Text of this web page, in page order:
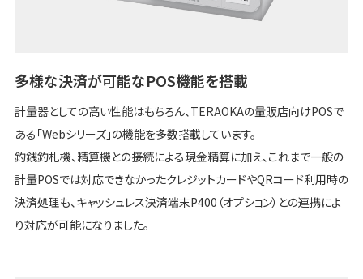
多様な決済が可能なPOS機能を搭載
計量器としての高い性能はもちろん、TERAOKAの量販店向けPOSで
ある「Webシリーズ」の機能を多数搭載しています。
釣銭釣札機、精算機との接続による現金精算に加え、これまで一般の
計量POSでは対応できなかったクレジットカードやQRコード利用時の
決済処理も、キャッシュレス決済端末P400（オプション）との連携によ
り対応が可能になりました。